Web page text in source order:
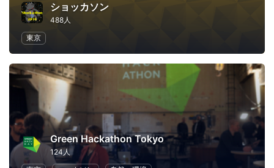
ショッカソン
488人
東京
Green Hackathon Tokyo
124人